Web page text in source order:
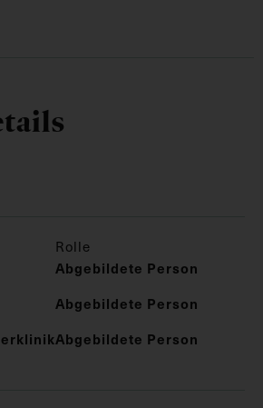
Rolle
Abgebildete Person
Abgebildete Person
Abgebildete Person